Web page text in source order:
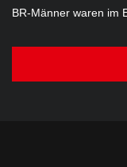
BR-Männer waren im